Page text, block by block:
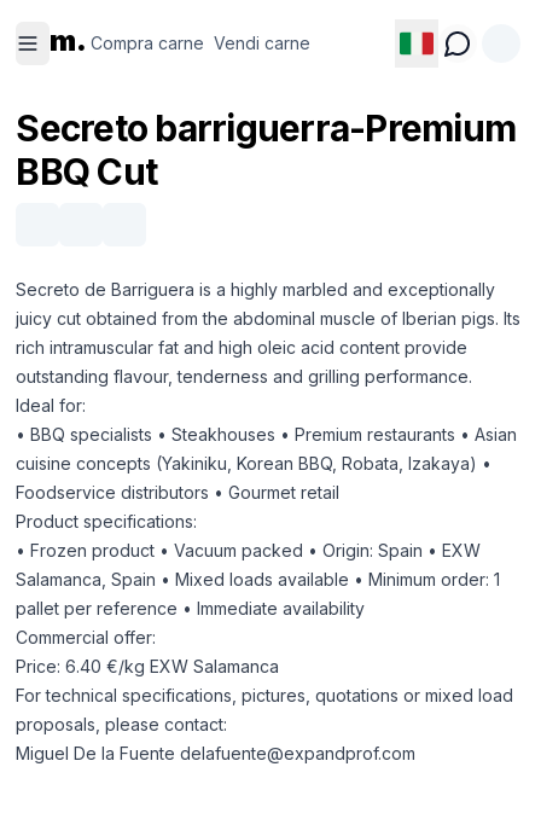
m. Compra carne Vendi carne
carne
carne
Secreto barriguerra-Premium
BBQ Cut
Secreto de Barriguera is a highly marbled and exceptionally
juicy cut obtained from the abdominal muscle of Iberian pigs. Its
rich intramuscular fat and high oleic acid content provide
outstanding flavour, tenderness and grilling performance.
Ideal for:
• BBQ specialists • Steakhouses • Premium restaurants • Asian
cuisine concepts (Yakiniku, Korean BBQ, Robata, Izakaya) •
Foodservice distributors • Gourmet retail
Product specifications:
• Frozen product • Vacuum packed • Origin: Spain • EXW
Salamanca, Spain • Mixed loads available • Minimum order: 1
pallet per reference • Immediate availability
Commercial offer:
Price: 6.40 €/kg EXW Salamanca
For technical specifications, pictures, quotations or mixed load
proposals, please contact:
Miguel De la Fuentedelafuente@expandprof.com